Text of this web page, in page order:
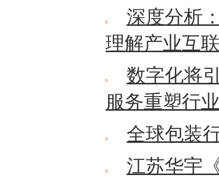
深度分析
理解产业互
数字化将
服务重塑行
全球包装
江苏华宇